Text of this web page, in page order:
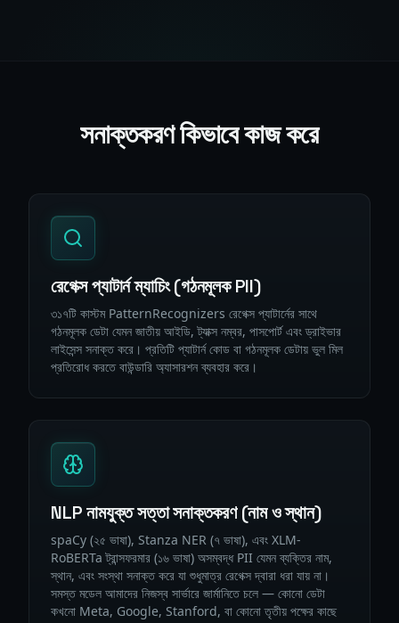
সনাক্তকরণ কিভাবে কাজ করে
রেগেক্স প্যাটার্ন ম্যাচিং (গঠনমূলক PII)
৩১৭টি কাস্টম PatternRecognizers রেগেক্স প্যাটার্নের সাথে
গঠনমূলক ডেটা যেমন জাতীয় আইডি, ট্যাক্স নম্বর, পাসপোর্ট এবং ড্রাইভার
লাইসেন্স সনাক্ত করে। প্রতিটি প্যাটার্ন কোড বা গঠনমূলক ডেটায় ভুল মিল
প্রতিরোধ করতে বাউন্ডারি অ্যাসারশন ব্যবহার করে।
NLP নামযুক্ত সত্তা সনাক্তকরণ (নাম ও স্থান)
spaCy (২৫ ভাষা), Stanza NER (৭ ভাষা), এবং XLM-
RoBERTa ট্রান্সফরমার (১৬ ভাষা) অসম্বদ্ধ PII যেমন ব্যক্তির নাম,
স্থান, এবং সংস্থা সনাক্ত করে যা শুধুমাত্র রেগেক্স দ্বারা ধরা যায় না।
সমস্ত মডেল আমাদের নিজস্ব সার্ভারে জার্মানিতে চলে — কোনো ডেটা
কখনো Meta, Google, Stanford, বা কোনো তৃতীয় পক্ষের কাছে